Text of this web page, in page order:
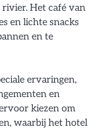
Het café van
en lichte snacks
en te
ervaringen,
en
kiezen om
waarbij het hotel